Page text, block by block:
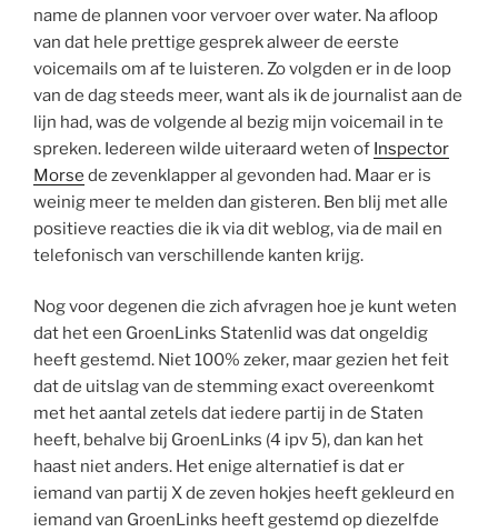
name de plannen voor vervoer over water. Na afloop
van dat hele prettige gesprek alweer de eerste
voicemails om af te luisteren. Zo volgden er in de loop
van de dag steeds meer, want als ik de journalist aan de
lijn had, was de volgende al bezig mijn voicemail in te
spreken. Iedereen wilde uiteraard weten of Inspector
Morse de zevenklapper al gevonden had. Maar er is
weinig meer te melden dan gisteren. Ben blij met alle
positieve reacties die ik via dit weblog, via de mail en
telefonisch van verschillende kanten krijg.
Nog voor degenen die zich afvragen hoe je kunt weten
dat het een GroenLinks Statenlid was dat ongeldig
heeft gestemd. Niet 100% zeker, maar gezien het feit
dat de uitslag van de stemming exact overeenkomt
met het aantal zetels dat iedere partij in de Staten
heeft, behalve bij GroenLinks (4 ipv 5), dan kan het
haast niet anders. Het enige alternatief is dat er
iemand van partij X de zeven hokjes heeft gekleurd en
iemand van GroenLinks heeft gestemd op diezelfde